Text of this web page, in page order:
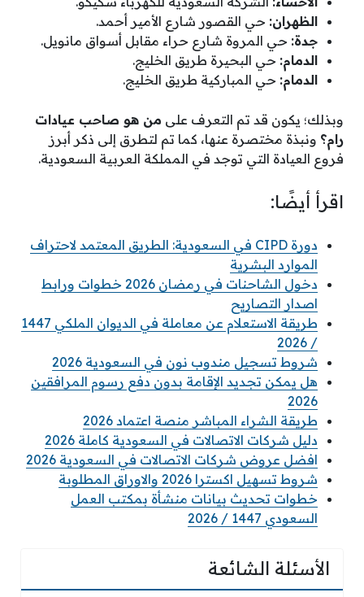
الظهران: حي القصور شارع الأمير أحمد.
جدة: حي المروة شارع حراء مقابل أسواق مانويل.
الدمام: حي البحيرة طريق الخليج.
الدمام: حي المباركية طريق الخليج.
وبذلك؛ يكون قد تم التعرف على من هو صاحب عيادات
رام؟ ونبذة مختصرة عنها، كما تم لتطرق إلى ذكر أبرز
فروع العيادة التي توجد في المملكة العربية السعودية.
اقرأ أيضًا:
دورة CIPD في السعودية: الطريق المعتمد لاحتراف
الموارد البشرية
دخول الشاحنات في رمضان 2026 خطوات ورابط
اصدار التصاريح
طريقة الاستعلام عن معاملة في الديوان الملكي 1447
/ 2026
شروط تسجيل مندوب نون في السعودية 2026
هل يمكن تجديد الإقامة بدون دفع رسوم المرافقين
2026
طريقة الشراء المباشر منصة اعتماد 2026
دليل شركات الاتصالات في السعودية كاملة 2026
افضل عروض شركات الاتصالات في السعودية 2026
شروط تسهيل اكسترا 2026 والاوراق المطلوبة
خطوات تحديث بيانات منشأة بمكتب العمل
السعودي 1447 / 2026
الأسئلة الشائعة